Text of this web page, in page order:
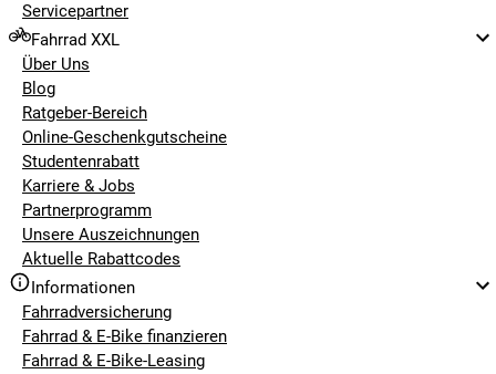
Servicepartner
Fahrrad XXL
Über Uns
Blog
Ratgeber-Bereich
Online-Geschenkgutscheine
Studentenrabatt
Karriere & Jobs
Partnerprogramm
Unsere Auszeichnungen
Aktuelle Rabattcodes
Informationen
Fahrradversicherung
Fahrrad & E-Bike finanzieren
Fahrrad & E-Bike-Leasing